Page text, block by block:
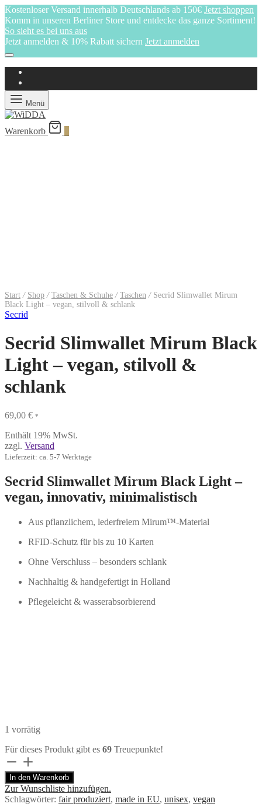
Kostenloser Versand innerhalb Deutschlands ab 150€ Jetzt shoppen
Komm in unseren Berliner Store und entdecke das ganze Sortiment!
So sieht es bei uns aus
Jetzt anmelden & 10% Rabatt sichern Jetzt anmelden
Menü
Warenkorb
Start / Shop / Taschen & Schuhe / Taschen /Secrid Slimwallet Mirum
Black Light – vegan, stilvoll & schlank
Secrid
Secrid Slimwallet Mirum Black
Light – vegan, stilvoll &
schlank
69,00 € *
Enthält 19% MwSt.
zzgl. Versand
Lieferzeit: ca. 5-7 Werktage
Secrid Slimwallet Mirum Black Light –
vegan, innovativ, minimalistisch
Aus pflanzlichem, lederfreiem Mirum™-Material
RFID-Schutz für bis zu 10 Karten
Ohne Verschluss – besonders schlank
Nachhaltig & handgefertigt in Holland
Pflegeleicht & wasserabsorbierend
1 vorrätig
Für dieses Produkt gibt es 69 Treuepunkte!
Secrid
Slimwallet
Mirum
Black
Light
In den Warenkorb
Zur Wunschliste hinzufügen.
Schlagwörter: fair produziert, made in EU, unisex, vegan